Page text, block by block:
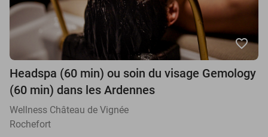
favorite_border
Headspa (60 min) ou soin du visage Gemology
(60 min) dans les Ardennes
Wellness Château de Vignée
Rochefort